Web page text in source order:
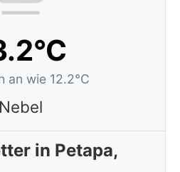
an wie 12.2°C
Nebel
in Petapa,